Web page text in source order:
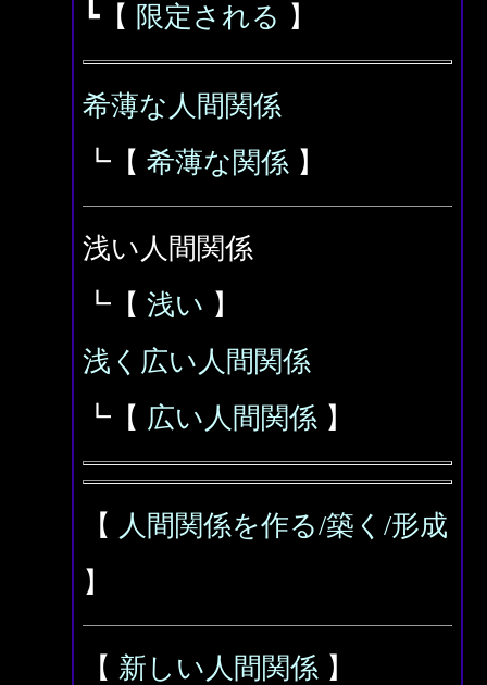
┗【 限定される 】
希薄な人間関係
┗【 希薄な関係 】
浅い人間関係
┗【 浅い 】
浅く広い人間関係
┗【 広い人間関係 】
【 人間関係を作る/築く/形成
】
【 新しい人間関係 】